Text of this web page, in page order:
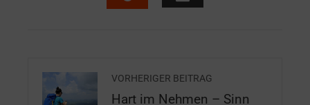
VORHERIGER BEITRAG
Hart im Nehmen – Sinn